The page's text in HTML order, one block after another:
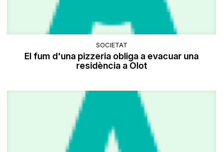
SOCIETAT
El fum d'una pizzeria obliga a evacuar una
residència a Olot